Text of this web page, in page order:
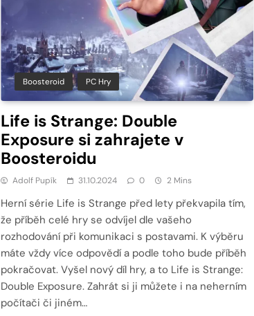
Boosteroid PC Hry
Life is Strange: Double
Exposure si zahrajete v
Boosteroidu
Adolf Pupík 31.10.2024 0 2 Mins
Herní série Life is Strange před lety překvapila tím,
že příběh celé hry se odvíjel dle vašeho
rozhodování při komunikaci s postavami. K výběru
máte vždy více odpovědí a podle toho bude příběh
pokračovat. Vyšel nový díl hry, a to Life is Strange:
Double Exposure. Zahrát si ji můžete i na neherním
počítači či jiném…